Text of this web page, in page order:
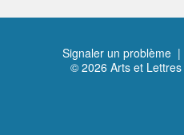
Signaler un problème |
© 2026 Arts et Lettres